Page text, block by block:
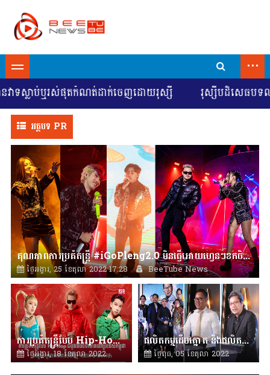
...
ាប់ឬរស់ផុតកំណត់ដាក់ចេញដោយរុស្សី រុស្សីបដិសេធបទឈប់បាញ់
អត្ថបទ PR
គុណភាពការប្រគំតន្រ្តី #iGoPleng2.0 មិនធ្វើអោយហ្វេនៗខកចិត្តទេ ជាមួយតារាចម្រៀងល្បីៗប្រចាំប្រទេសកម្ពុជា
ថ្ងៃអង្គារ, 25 ខែតុលា 2022 17:28 BeeTube News
ការប្រគំតន្ត្រីបែប Hip-Hop ដំបូងនិងធំជាងគេនៅប្រទេសកម្ពុជាជាមួយវត្តមានតារារ៉េបដ៏ល្បី លោក G-Devith
ថ្ងៃអង្គារ, 18 ខែតុលា 2022
ផលិតកម្មដើមត្នោត និង​ផលិតកម្មកងចក្រភីកឈ័រ សម្ពោធវណ្ណកម្មភាពយន្តថ្មី “លោកគ្រូ ប្រពន្ធល្អ” កាលពីថ្ងៃទី០៣ ខែតុលា
ថ្ងៃពុធ, 05 ខែតុលា 2022